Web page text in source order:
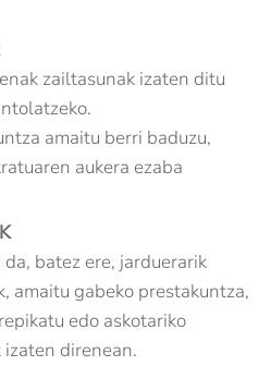
zailtasunak izaten ditu
amaitu berri baduzu,
aukera ezaba
batez ere, jarduerarik
amaitu gabeko prestakuntza,
edo askotariko
direnean.